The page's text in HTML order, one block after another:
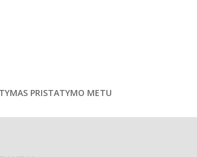
PRISTATYMO METU